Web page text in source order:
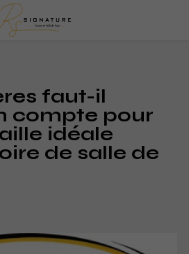
faut-il
compte pour
idéale
de salle de